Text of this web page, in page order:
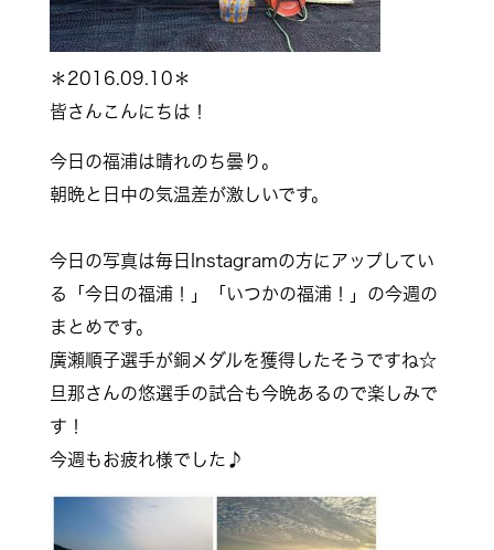
＊2016.09.10＊
皆さんこんにちは！
今日の福浦は晴れのち曇り。
朝晩と日中の気温差が激しいです。
今日の写真は毎日Instagramの方にアップしてい
る「今日の福浦！」「いつかの福浦！」の今週の
まとめです。
廣瀬順子選手が銅メダルを獲得したそうですね☆
旦那さんの悠選手の試合も今晩あるので楽しみで
す！
今週もお疲れ様でした♪